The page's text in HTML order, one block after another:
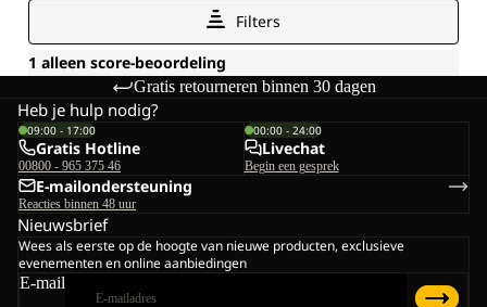
Gratis retourneren binnen 30 dagen
Heb je hulp nodig?
09:00 - 17:00
Gratis Hotline
00800 - 965 375 46
00:00 - 24:00
Livechat
Begin een gesprek
E-mailondersteuning
Reacties binnen 48 uur
Nieuwsbrief
Wees als eerste op de hoogte van nieuwe producten, exclusieve
evenementen en online aanbiedingen
E-mail